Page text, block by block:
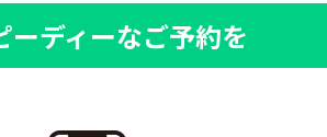
ーディーなご予約を